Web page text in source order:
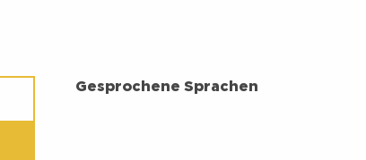
GESPROCHENE SPRACHEN
Gesprochene Sprachen